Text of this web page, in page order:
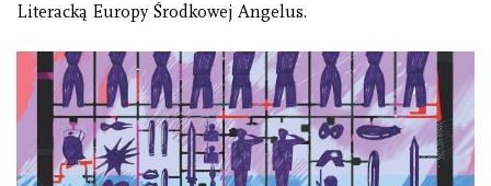
Literacką Europy Środkowej Angelus.